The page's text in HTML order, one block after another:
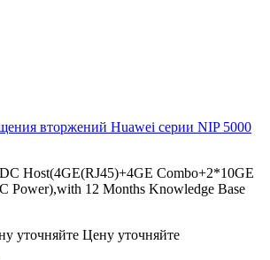
вторжений Huawei серии NIP 5000
Host(4GE(RJ45)+4GE Combo+2*10GE
Power),with 12 Months Knowledge Base
уточняйте Цену уточняйте